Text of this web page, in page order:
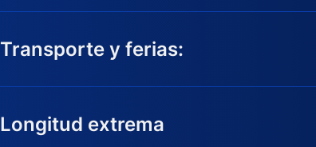
Transporte y ferias:
Longitud extrema